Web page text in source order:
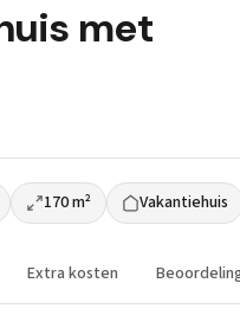
met
170 m² Vakantiehuis
Extra kosten